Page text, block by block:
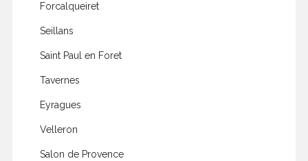
Forcalqueiret
Seillans
Saint Paul en Foret
Tavernes
Eyragues
Velleron
Salon de Provence